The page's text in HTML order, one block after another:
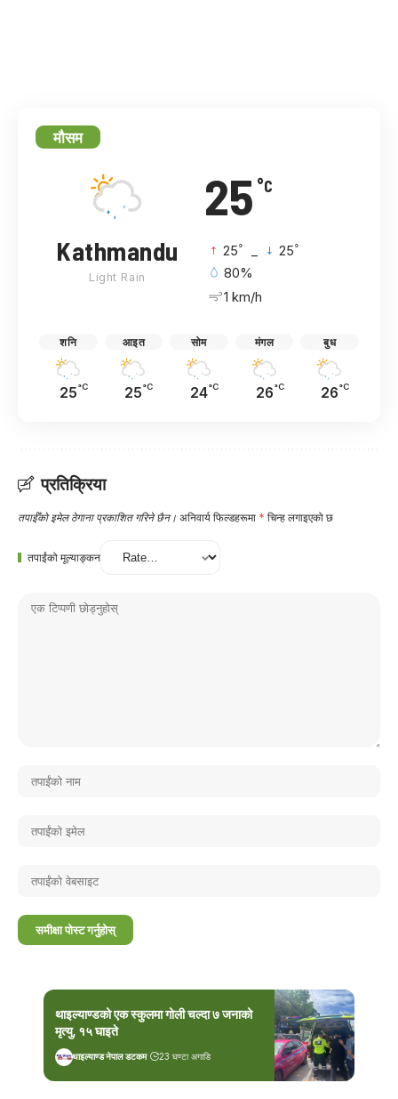
मौसम
25 °C
Kathmandu
Light Rain
25° 25°
80%
1 km/h
शनि
25°C
आइत
25°C
सोम
24°C
मंगल
26°C
बुध
26°C
प्रतिक्रिया
तपाईँको इमेल ठेगाना प्रकाशित गरिने छैन। अनिवार्य फिल्डहरूमा * चिन्ह लगाइएको छ
तपाईंको मूल्याङ्कन
थाइल्याण्डको एक स्कुलमा गोली चल्दा ७ जनाको
मृत्यु, १५ घाइते
थाइल्याण्ड नेपाल डटकम 23 घण्टा अगाडि